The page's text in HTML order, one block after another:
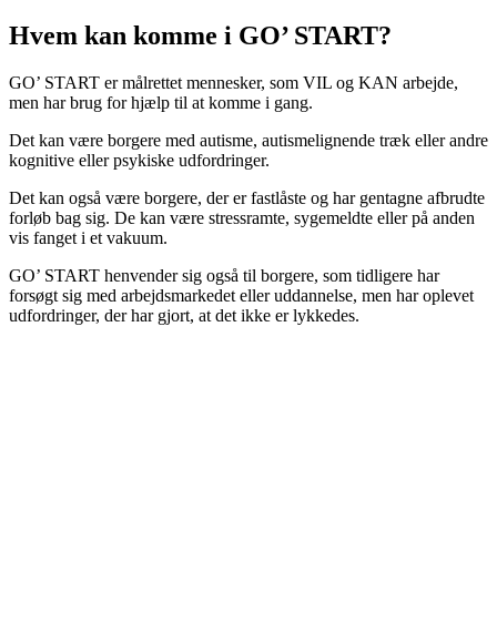
Hvem kan komme i GO’ START?
GO’ START er målrettet mennesker, som VIL og KAN arbejde,
men har brug for hjælp til at komme i gang.
Det kan være borgere med autisme, autismelignende træk eller andre
kognitive eller psykiske udfordringer.
Det kan også være borgere, der er fastlåste og har gentagne afbrudte
forløb bag sig. De kan være stressramte, sygemeldte eller på anden
vis fanget i et vakuum.
GO’ START henvender sig også til borgere, som tidligere har
forsøgt sig med arbejdsmarkedet eller uddannelse, men har oplevet
udfordringer, der har gjort, at det ikke er lykkedes.